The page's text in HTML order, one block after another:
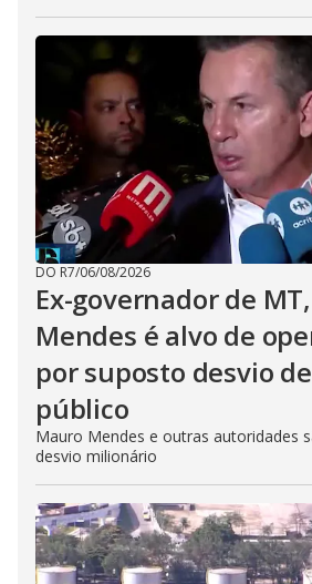
DO R7/06/08/2026
Ex-governador de
Mendes é alvo de
por suposto desvio
público
Mauro Mendes e outras autoridades
desvio milionário